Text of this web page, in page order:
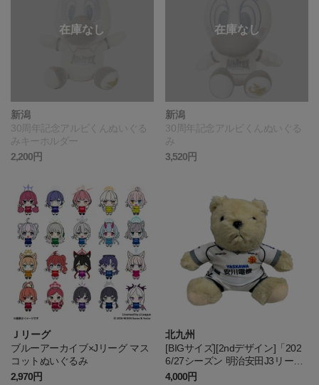
新潟
30周年記念アルビくんぬいぐる
みキーホルダー
2,200円
新潟
30周年記念アルビくんぬいぐる
み
3,520円
Ｊリーグ
ブルーアーカイブ×Jリーグ マス
コットぬいぐるみ
2,970円
北九州
[BIGサイズ][2ndデザイン]「202
6/27シーズン 明治安田J3リー
グ」ユニフォームベア
4,000円